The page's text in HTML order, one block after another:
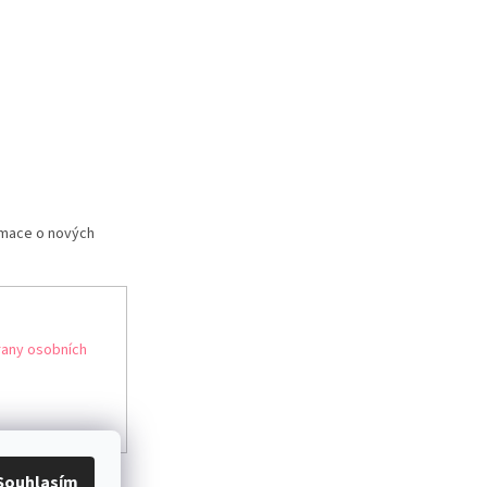
o nových
osobních